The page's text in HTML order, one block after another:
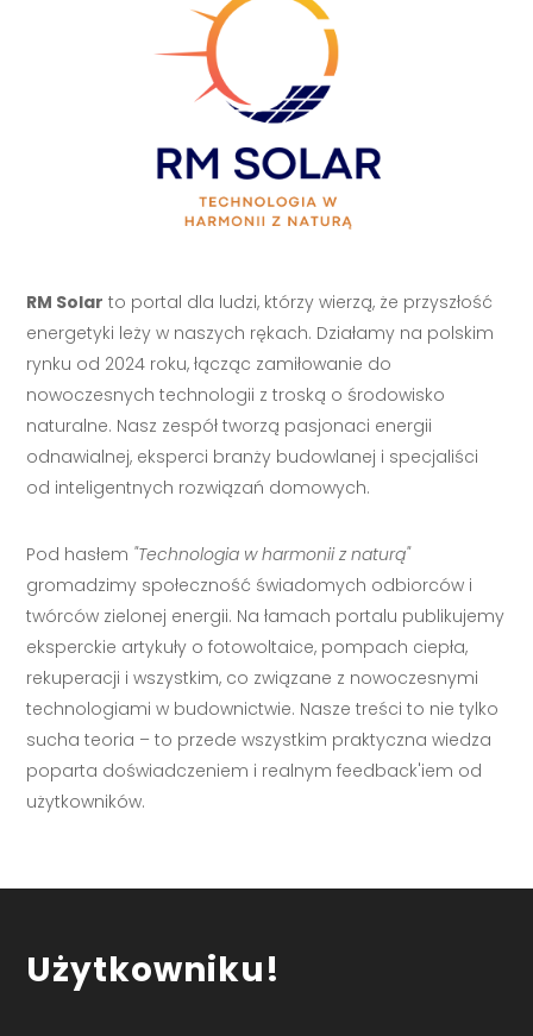
RM Solar to portal dla ludzi, którzy wierzą, że przyszłość
energetyki leży w naszych rękach. Działamy na polskim
rynku od 2024 roku, łącząc zamiłowanie do
nowoczesnych technologii z troską o środowisko
naturalne. Nasz zespół tworzą pasjonaci energii
odnawialnej, eksperci branży budowlanej i specjaliści
od inteligentnych rozwiązań domowych.
Pod hasłem "Technologia w harmonii z naturą"
gromadzimy społeczność świadomych odbiorców i
twórców zielonej energii. Na łamach portalu publikujemy
eksperckie artykuły o fotowoltaice, pompach ciepła,
rekuperacji i wszystkim, co związane z nowoczesnymi
technologiami w budownictwie. Nasze treści to nie tylko
sucha teoria – to przede wszystkim praktyczna wiedza
poparta doświadczeniem i realnym feedback'iem od
użytkowników.
Użytkowniku!